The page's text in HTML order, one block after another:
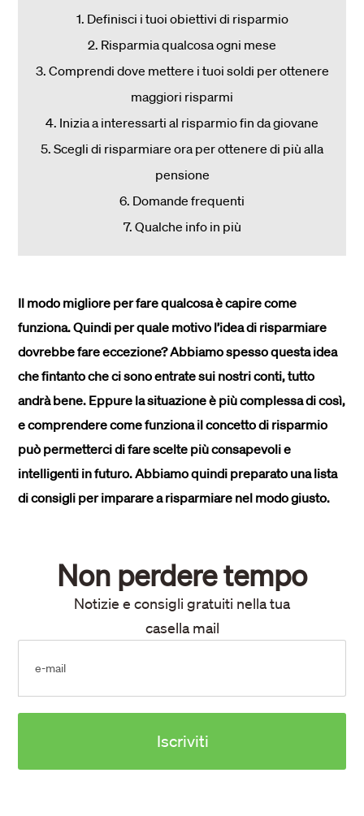
1. Definisci i tuoi obiettivi di risparmio
2. Risparmia qualcosa ogni mese
3. Comprendi dove mettere i tuoi soldi per ottenere
maggiori risparmi
4. Inizia a interessarti al risparmio fin da giovane
5. Scegli di risparmiare ora per ottenere di più alla
pensione
6. Domande frequenti
7. Qualche info in più
Il modo migliore per fare qualcosa è capire come
funziona. Quindi per quale motivo l’idea di risparmiare
dovrebbe fare eccezione? Abbiamo spesso questa idea
che fintanto che ci sono entrate sui nostri conti, tutto
andrà bene. Eppure la situazione è più complessa di così,
e comprendere come funziona il concetto di risparmio
può permetterci di fare scelte più consapevoli e
intelligenti in futuro. Abbiamo quindi preparato una lista
di consigli per imparare a risparmiare nel modo giusto.
Non perdere tempo
Notizie e consigli gratuiti nella tua
casella mail